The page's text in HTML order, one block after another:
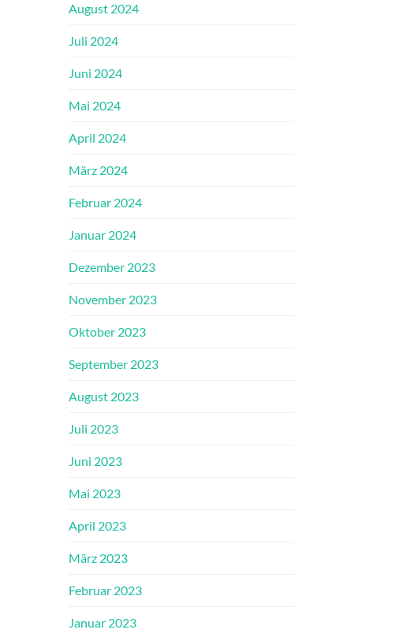
August 2024
Juli 2024
Juni 2024
Mai 2024
April 2024
März 2024
Februar 2024
Januar 2024
Dezember 2023
November 2023
Oktober 2023
September 2023
August 2023
Juli 2023
Juni 2023
Mai 2023
April 2023
März 2023
Februar 2023
Januar 2023